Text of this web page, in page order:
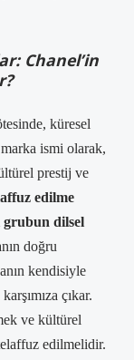
Chanel’in
küresel
ismi olarak,
prestij ve
edilme
grubun dilsel
doğru
kendisiyle
çıkar.
ve kültürel
edilmelidir.